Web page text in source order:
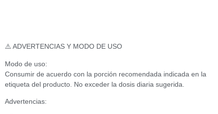
⚠️ ADVERTENCIAS Y MODO DE USO
Modo de uso:
Consumir de acuerdo con la porción recomendada indicada en la
etiqueta del producto. No exceder la dosis diaria sugerida.
Advertencias: